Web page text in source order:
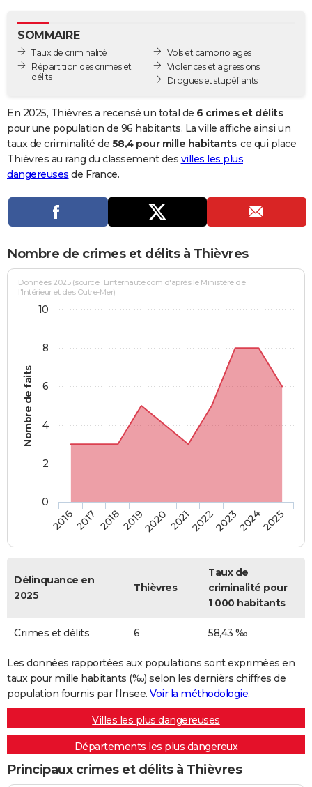
GUIDES D'ACHAT
BONS PLANS
Carte de Noël
Carte Bonne année
Carte Saint-Valentin
Carte Pâques
Carte d'anniversaire
DICTIONNAIRE
Dictionnaire
Biographies
Citations
Expressions
Proverbes
PROGRAMME TV
Se connecter
Entreprises
Service militaire
Avis de recherche
AVIS DE DÉCÈS
Bricolage
Lifestyle
Culture
Sport
Auto
Television
Voyage
Cinema
SOMMAIRE
Taux de criminalité
Répartition des crimes et
délits
Vols et cambriolages
Violences et agressions
Drogues et stupéfiants
En 2025, Thièvres a recensé un total de 6 crimes et délits
pour une population de 96 habitants. La ville affiche ainsi un
taux de criminalité de 58,4 pour mille habitants, ce qui place
Thièvres au rang du classement des villes les plus
dangereuses de France.
Nombre de crimes et délits à Thièvres
Nombre de faits
Données 2025 (source : Linternaute.com d'après le Ministère de
l'Intérieur et des Outre-Mer)
20162017 20182019202020212022202320242025
0
2
4
6
8
10
Délinquance en
2025
Thièvres
Taux de
criminalité pour
1 000 habitants
Crimes et délits 6 58,43 ‰
Les données rapportées aux populations sont exprimées en
taux pour mille habitants (‰) selon les dernièrs chiffres de
population fournis par l'Insee. Voir la méthodologie.
Villes les plus dangereuses
Départements les plus dangereux
Principaux crimes et délits à Thièvres